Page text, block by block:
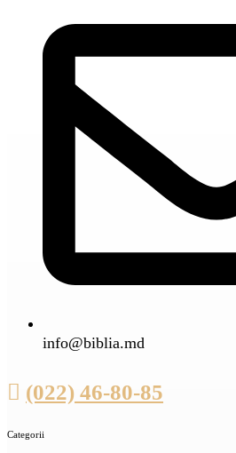
info@biblia.md
(022) 46-80-85
Categorii